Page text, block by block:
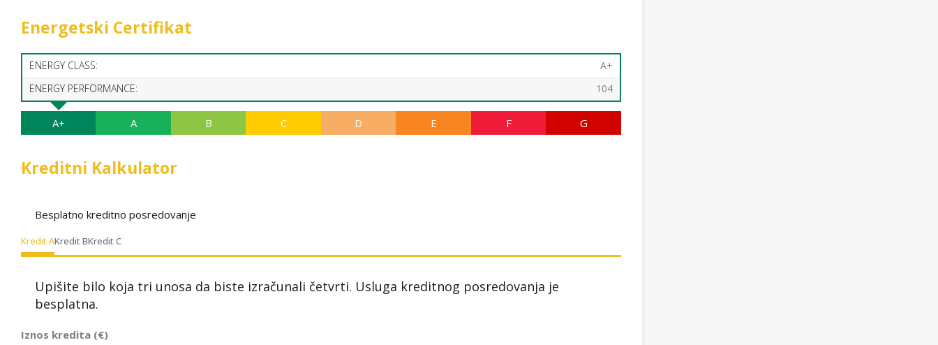
Energetski Certifikat
ENERGY CLASS:
A+
ENERGY PERFORMANCE:
104
A+ A B C D E F G
Kreditni Kalkulator
Besplatno kreditno posredovanje
Kredit AKredit BKredit C
Upišite bilo koja tri unosa da biste izračunali četvrti. Usluga kreditnog posredovanja je
besplatna.
Iznos kredita (€)